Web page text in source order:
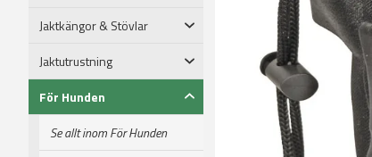
Jaktkängor & Stövlar
Jaktutrustning
För Hunden
Se allt inom För Hunden